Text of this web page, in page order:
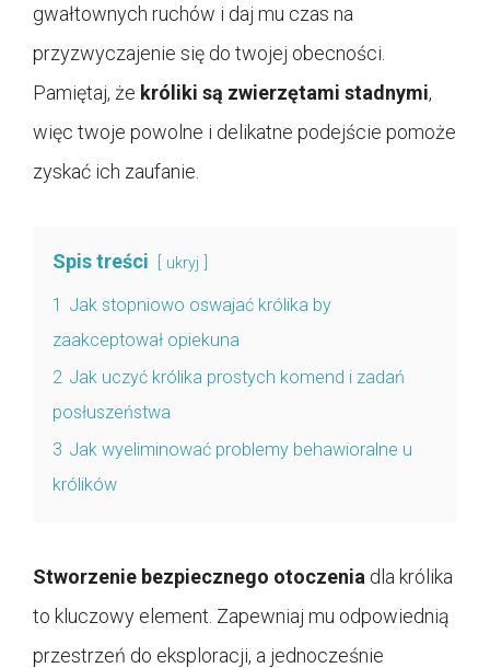
gwałtownych ruchów i daj mu czas na
przyzwyczajenie się do twojej obecności.
Pamiętaj, że króliki są zwierzętami stadnymi,
więc twoje powolne i delikatne podejście pomoże
zyskać ich zaufanie.
Spis treści ukryj
1 Jak stopniowo oswajać królika by
zaakceptował opiekuna
2 Jak uczyć królika prostych komend i zadań
posłuszeństwa
3 Jak wyeliminować problemy behawioralne u
królików
Stworzenie bezpiecznego otoczenia dla królika
to kluczowy element. Zapewniaj mu odpowiednią
przestrzeń do eksploracji, a jednocześnie